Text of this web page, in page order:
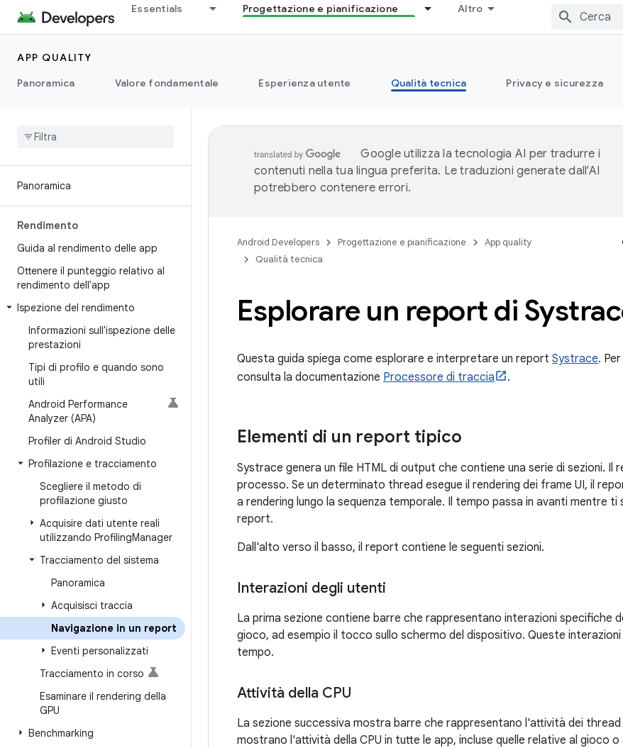
Essentials Progettazione e pianificazione Altro
APP QUALITY
Panoramica
Valore fondamentale Esperienza utente Qualità tecnica Privacy e sicurezza
Panoramica
Rendimento
Guida al rendimento delle app
Ottenere il punteggio relativo al
rendimento dell'app
Ispezione del rendimento
Informazioni sull'ispezione delle
prestazioni
Tipi di profilo e quando sono
utili
Android Performance
Analyzer (APA)
Profiler di Android Studio
Profilazione e tracciamento
Scegliere il metodo di
profilazione giusto
Acquisire dati utente reali
utilizzando ProfilingManager
Tracciamento del sistema
Panoramica
Acquisisci traccia
Navigazione in un report
Eventi personalizzati
Tracciamento in corso
Esaminare il rendering della
GPU
Benchmarking
Google utilizza la tecnologia AI per tradurre i
contenuti nella tua lingua preferita. Le traduzioni generate dall'AI
potrebbero contenere errori.
Android Developers Progettazione e pianificazione
App quality
Qualità tecnica
Esplorare un report di
Questa guida spiega come esplorare e interpretare un report Systrace.
consulta la documentazione Processore di traccia .
Elementi di un report tipico
Systrace genera un file HTML di output che contiene una serie di sezioni. Il
processo. Se un determinato thread esegue il rendering dei frame UI, il
a rendering lungo la sequenza temporale. Il tempo passa in avanti mentre
report.
Dall'alto verso il basso, il report contiene le seguenti sezioni.
Interazioni degli utenti
La prima sezione contiene barre che rappresentano interazioni specifiche
gioco, ad esempio il tocco sullo schermo del dispositivo. Queste
tempo.
Attività della CPU
La sezione successiva mostra barre che rappresentano l'attività dei thread
mostrano l'attività della CPU in tutte le app, incluse quelle relative al gioco